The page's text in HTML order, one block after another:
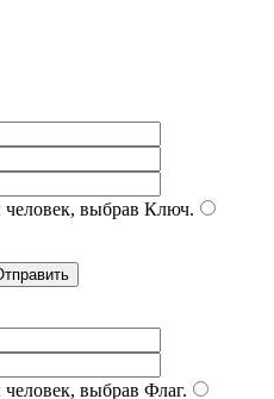
выбрав Ключ.
выбрав Флаг.